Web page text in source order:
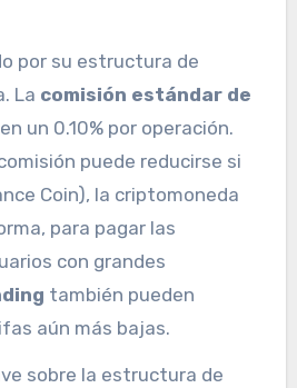
por su estructura de
La comisión estándar de
un 0.10% por operación.
puede reducirse si
Coin), la criptomoneda
para pagar las
con grandes
también pueden
aún más bajas.
sobre la estructura de